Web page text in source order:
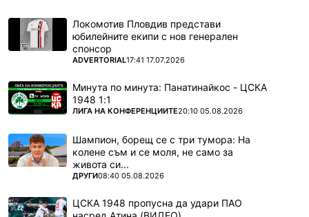
Локомотив Пловдив представи
юбилейните екипи с нов генерален
спонсор
ПОВЕЧЕ ОТ
ADVERTORIAL17:41 17.07.2026
Минута по минута: Панатинайкос - ЦСКА
1948 1:1
ПОВЕЧЕ ОТ
ЛИГА НА КОНФЕРЕНЦИИТЕ20:10 05.08.2026
Шампион, борещ се с три тумора: На
колене съм и се моля, не само за
живота си...
ПОВЕЧЕ ОТ
ДРУГИ08:40 05.08.2026
ЦСКА 1948 пропусна да удари ПАО